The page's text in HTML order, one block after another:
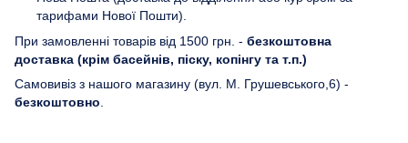
тарифами Нової Пошти).
При замовленні товарів від 1500 грн. - безкоштовна
доставка (крім басейнів, піску, копінгу та т.п.)
Самовивіз з нашого магазину (вул. М. Грушевського,6) -
безкоштовно.